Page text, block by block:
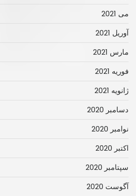
می 2021
آوریل 2021
مارس 2021
فوریه 2021
ژانویه 2021
دسامبر 2020
نوامبر 2020
اکتبر 2020
سپتامبر 2020
آگوست 2020